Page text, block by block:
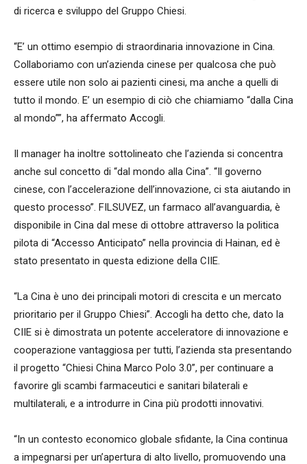
di ricerca e sviluppo del Gruppo Chiesi.
“E’ un ottimo esempio di straordinaria innovazione in Cina.
Collaboriamo con un’azienda cinese per qualcosa che può
essere utile non solo ai pazienti cinesi, ma anche a quelli di
tutto il mondo. E’ un esempio di ciò che chiamiamo “dalla Cina
al mondo””, ha affermato Accogli.
Il manager ha inoltre sottolineato che l’azienda si concentra
anche sul concetto di “dal mondo alla Cina”. “Il governo
cinese, con l’accelerazione dell’innovazione, ci sta aiutando in
questo processo”. FILSUVEZ, un farmaco all’avanguardia, è
disponibile in Cina dal mese di ottobre attraverso la politica
pilota di “Accesso Anticipato” nella provincia di Hainan, ed è
stato presentato in questa edizione della CIIE.
“La Cina è uno dei principali motori di crescita e un mercato
prioritario per il Gruppo Chiesi”. Accogli ha detto che, dato la
CIIE si è dimostrata un potente acceleratore di innovazione e
cooperazione vantaggiosa per tutti, l’azienda sta presentando
il progetto “Chiesi China Marco Polo 3.0”, per continuare a
favorire gli scambi farmaceutici e sanitari bilaterali e
multilaterali, e a introdurre in Cina più prodotti innovativi.
“In un contesto economico globale sfidante, la Cina continua
a impegnarsi per un’apertura di alto livello, promuovendo una